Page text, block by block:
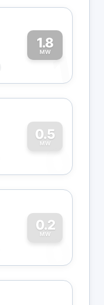
1.8
MW1
0.5
MW
0
0.2
MW
0